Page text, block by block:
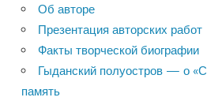
Об авторе
Презентация авторских работ
Факты творческой биографии
Гыданский полуостров — о
память